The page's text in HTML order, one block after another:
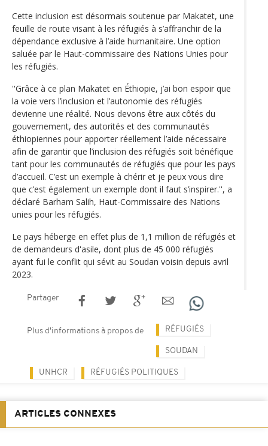
Cette inclusion est désormais soutenue par Makatet, une
feuille de route visant à les réfugiés à s’affranchir de la
dépendance exclusive à l’aide humanitaire. Une option
saluée par le Haut-commissaire des Nations Unies pour
les réfugiés.
''Grâce à ce plan Makatet en Éthiopie, j’ai bon espoir que
la voie vers l’inclusion et l’autonomie des réfugiés
devienne une réalité. Nous devons être aux côtés du
gouvernement, des autorités et des communautés
éthiopiennes pour apporter réellement l’aide nécessaire
afin de garantir que l’inclusion des réfugiés soit bénéfique
tant pour les communautés de réfugiés que pour les pays
d’accueil. C’est un exemple à chérir et je peux vous dire
que c’est également un exemple dont il faut s’inspirer.'', a
déclaré Barham Salih, Haut-Commissaire des Nations
unies pour les réfugiés.
Le pays héberge en effet plus de 1,1 million de réfugiés et
de demandeurs d'asile, dont plus de 45 000 réfugiés
ayant fui le conflit qui sévit au Soudan voisin depuis avril
2023.
Partager
Plus d'informations à propos de RÉFUGIÉS
SOUDAN
UNHCR RÉFUGIÉS POLITIQUES
ARTICLES CONNEXES